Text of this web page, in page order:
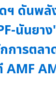
ฯ ดันพลั
นันยา
ารตลา
AMF